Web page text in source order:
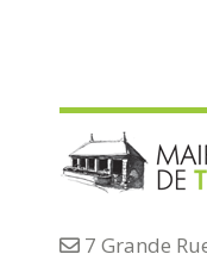
7 Grande